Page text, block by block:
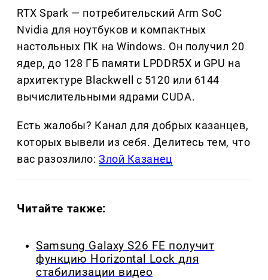
RTX Spark — потребительский Arm SoC
Nvidia для ноутбуков и компактных
настольных ПК на Windows. Он получил 20
ядер, до 128 ГБ памяти LPDDR5X и GPU на
архитектуре Blackwell с 5120 или 6144
вычислительными ядрами CUDA.
Есть жалобы? Канал для добрых казанцев,
которых вывели из себя. Делитеcь тем, что
вас разозлило:Злой Казанец
Читайте также:
Samsung Galaxy S26 FE получит
функцию Horizontal Lock для
стабилизации видео